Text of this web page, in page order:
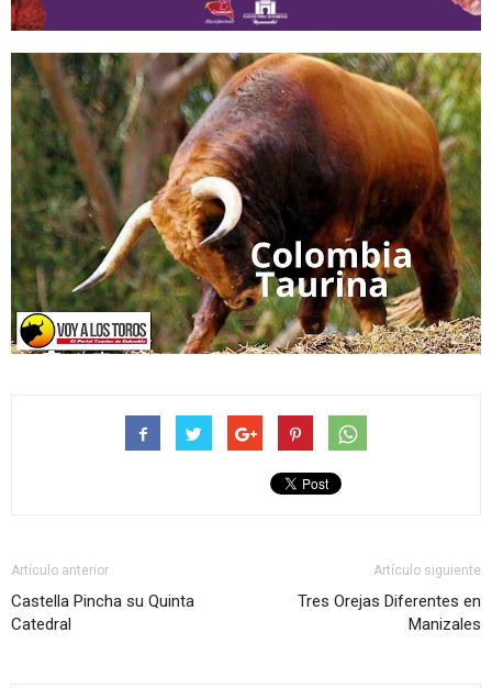
Artículo anterior
Castella Pincha su Quinta
Catedral
Artículo siguiente
Tres Orejas Diferentes en
Manizales